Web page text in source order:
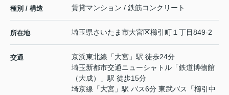
種別 / 構造 賃貸マンション / 鉄筋コンクリート
所在地 埼玉県さいたま市大宮区櫛引町１丁目849-2
交通 京浜東北線 「大宮 」駅 徒歩24分
埼玉新都市交通ニューシャトル 「鉄道博物館
（大成）
」駅 徒歩15分
埼京線 「大宮 」駅 バス6分 東武バス「櫛引中